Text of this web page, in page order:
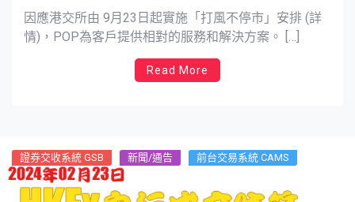
因應港交所由 9月23日起實施「打風不停市」安排 (詳
情)，POP為客戶提供相對的服務和解決方案。 […]
Read More
證券交收系統 GSB 新聞/通告 前台交易系統 CAMS